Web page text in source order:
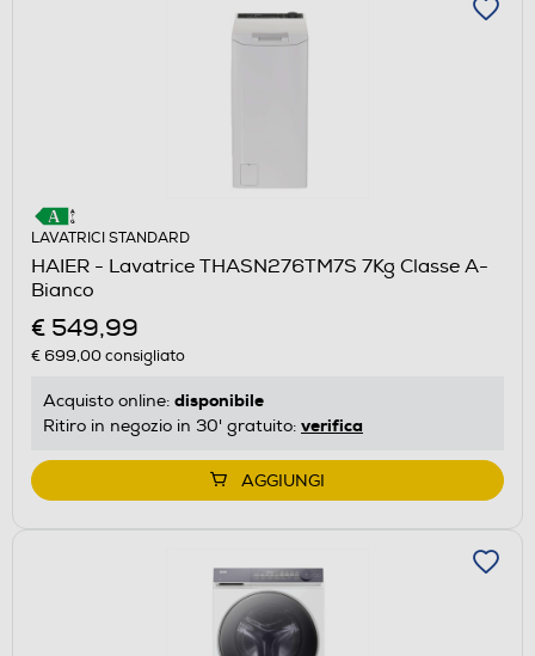
LAVATRICI STANDARD
HAIER - Lavatrice THASN276TM7S 7Kg Classe A-
Bianco
€ 549,99
€ 699,00consigliato
Acquisto online: disponibile
Ritiro in negozio in 30' gratuito: verifica
AGGIUNGI